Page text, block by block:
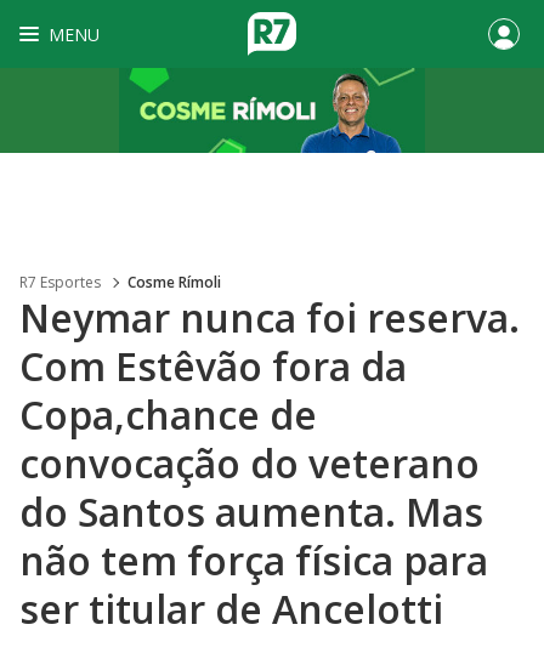
MENU
R7 Esportes Cosme Rímoli
Neymar nunca foi reserva.
Com Estêvão fora da
Copa,chance de
convocação do veterano
do Santos aumenta. Mas
não tem força física para
ser titular de Ancelotti